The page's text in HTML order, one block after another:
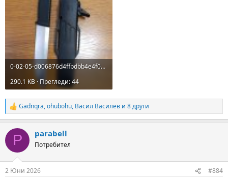
0-02-05-d006876d4ffbdbb4e4f05e63dffdcc1c4e8678a39eb718b7bbbc7a1b75d4f43e_62b24accea66e821.jpg
290.1 KB · Прегледи: 44
R
e
c
i
s
Gadnqra,ohubohu, Васил Василев и 8 други
P parabell
Потребител
2 Юни 2026 #884